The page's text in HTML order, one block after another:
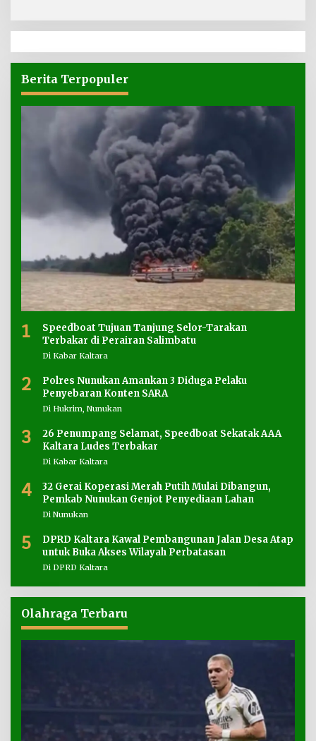
Berita Terpopuler
1
Speedboat Tujuan Tanjung Selor-Tarakan
Terbakar di Perairan Salimbatu
Di Kabar Kaltara
2
Polres Nunukan Amankan 3 Diduga Pelaku
Penyebaran Konten SARA
Di Hukrim, Nunukan
3
26 Penumpang Selamat, Speedboat Sekatak AAA
Kaltara Ludes Terbakar
Di Kabar Kaltara
4
32 Gerai Koperasi Merah Putih Mulai Dibangun,
Pemkab Nunukan Genjot Penyediaan Lahan
Di Nunukan
5
DPRD Kaltara Kawal Pembangunan Jalan Desa Atap
untuk Buka Akses Wilayah Perbatasan
Di DPRD Kaltara
Olahraga Terbaru